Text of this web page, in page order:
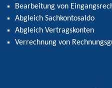
Bearbeitung von
Abgleich Sachkontosaldo
Abgleich Vertragskonten
Verrechnung von
RPA-Quick-Win
Kooperationspartner